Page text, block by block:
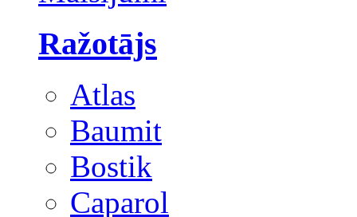
Ražotājs
Atlas
Baumit
Bostik
Caparol